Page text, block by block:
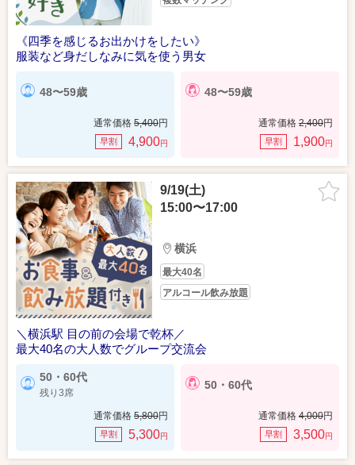
《四季を感じるお出かけをしたい》
服装など身だしなみに気を使う男女
48〜59歳
通常価格 5,400円
早割 4,900円
48〜59歳
通常価格 2,400円
早割 1,900円
9/19(土)
15:00〜17:00
横浜
最大40名
アルコール飲み放題
＼横浜駅 目の前の会場で乾杯／
最大40名の大人数でグループ交流会
50・60代
残り3席
通常価格 5,800円
早割 5,300円
50・60代
通常価格 4,000円
早割 3,500円